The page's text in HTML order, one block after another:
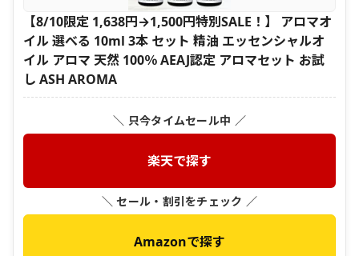
【8/10限定 1,638円→1,500円特別SALE！】 アロマオ
イル 選べる 10ml 3本 セット 精油 エッセンシャルオ
イル アロマ 天然 100％ AEAJ認定 アロマセット お試
し ASH AROMA
＼ 只今タイムセール中 ／
楽天で探す
＼ セール・割引をチェック ／
Amazonで探す